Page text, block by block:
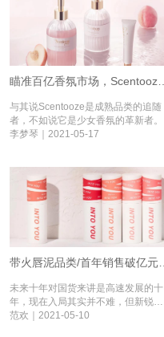
与其说Scentooze是成熟品类的追随
者，不如说它是少女香氛的革新者。
李梦琴｜2021-05-17
未来十年对国货来讲是高速发展的十
年，现在入局其实并不难，但新锐品
牌必须在大环境中找准自己的优势，
范欢｜2021-05-10